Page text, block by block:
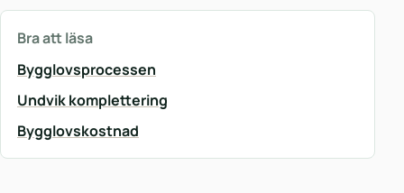
Bra att läsa
Bygglovsprocessen
Undvik komplettering
Bygglovskostnad